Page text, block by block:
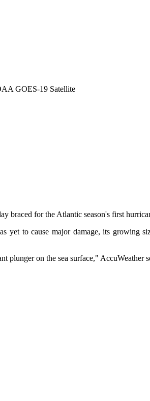
GOES-19 Satellite
braced for the Atlantic season's first
to cause major damage, its growing
plunger on the sea surface," AccuWeather